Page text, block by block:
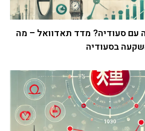
עם סעודיה? מדד תאדוואל – מה
בסעודיה